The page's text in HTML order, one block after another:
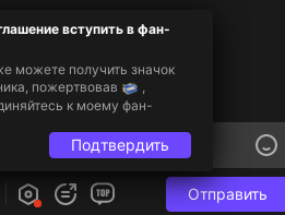
Отправить
вступить в фан-
можете получить значок
пожертвовав
,
к моему фан-
Подтвердить